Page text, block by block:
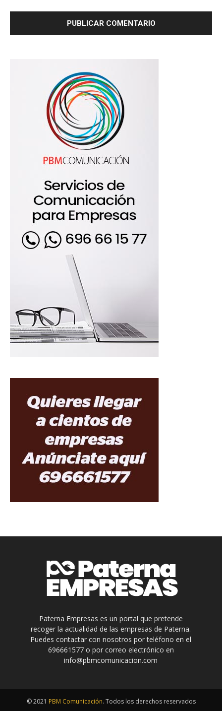
Paterna Empresas es un portal que pretende
recoger la actualidad de las empresas de Paterna.
Puedes contactar con nosotros por teléfono en el
696661577 o por correo electrónico en
info@pbmcomunicacion.com
© 2021 PBM Comunicación. Todos los derechos reservados